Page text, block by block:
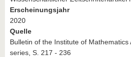
Erscheinungsjahr
2020
Quelle
Bulletin of the Institute of Mathematics
series, S. 217 - 236